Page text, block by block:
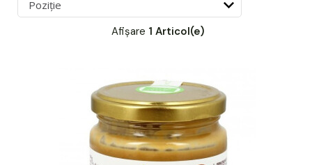
Afișare 1 Articol(e)